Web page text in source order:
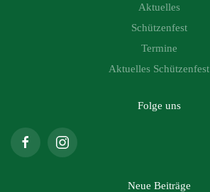
Aktuelles
Schützenfest
Termine
Aktuelles Schützenfest
Folge uns
Neue Beiträge